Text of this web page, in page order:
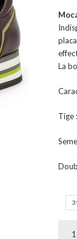
La
Tige